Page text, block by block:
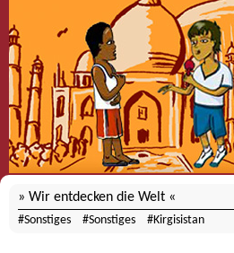
Wir entdecken die Welt
Sonstiges Sonstiges Kirgisistan